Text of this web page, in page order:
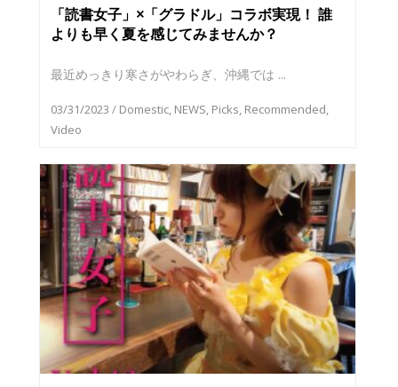
「読書女子」×「グラドル」コラボ実現！ 誰
よりも早く夏を感じてみませんか？
最近めっきり寒さがやわらぎ、沖縄では ...
03/31/2023 / Domestic, NEWS, Picks, Recommended,
Video